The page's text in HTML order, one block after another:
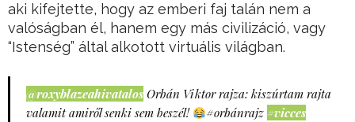
aki kifejtette, hogy az emberi faj talán nem a
valóságban él, hanem egy más civilizáció, vagy
“Istenség” által alkotott virtuális világban.
@roxyblazeahivatalos Orbán Viktor rajza: kiszúrtam rajta
valamit amiről senki sem beszél!
#orbánrajz #vicces